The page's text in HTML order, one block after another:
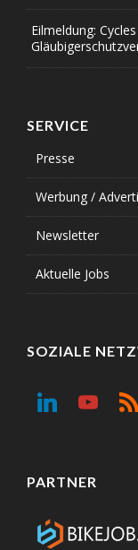
Eilmeldung:
SERVICE
Presse
Werbung /
Newsletter
Aktuelle Jobs
SOZIALE
PARTNER